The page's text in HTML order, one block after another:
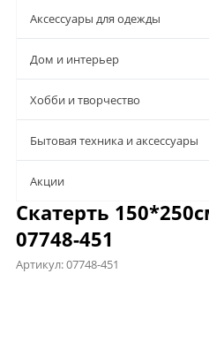
Аксессуары для одежды
Дом и интерьер
Хобби и творчество
Бытовая техника и аксессуары
Aкции
Скатерть
07748-451
Артикул:07748-451